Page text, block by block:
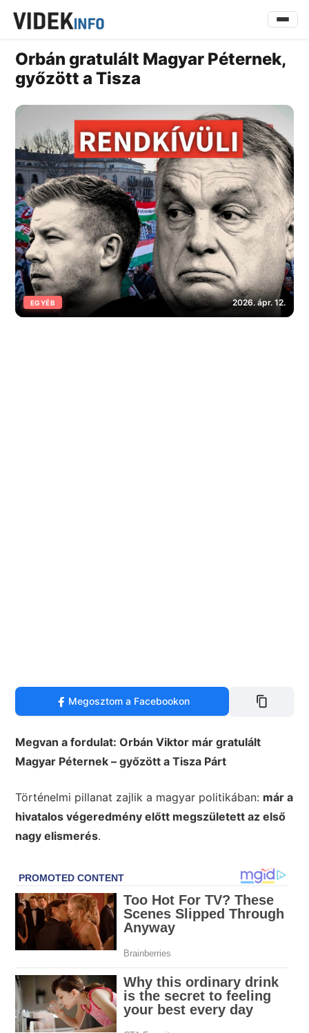
Orbán gratulált Magyar Péternek,
győzött a Tisza
EGYÉB 2026. ápr. 12.
Megosztom a Facebookon
Megvan a fordulat: Orbán Viktor már gratulált
Magyar Péternek – győzött a Tisza Párt
Történelmi pillanat zajlik a magyar politikában: már a
hivatalos végeredmény előtt megszületett az első
nagy elismerés.